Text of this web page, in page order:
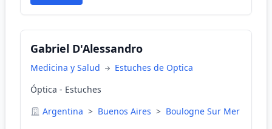
Gabriel D'Alessandro
Medicina y Salud
Estuches de Optica
Óptica - Estuches
Argentina > Buenos Aires > Boulogne Sur Mer